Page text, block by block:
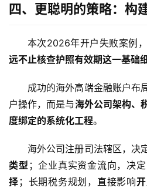
四、更聪明的策略：构
本次2026年开户失败案例
远不止核查护照有效期这一基础
成功的海外高端金融账户布
户操作，而是与海外公司架构、
度绑定的系统化工程。
海外公司注册司法辖区，决
类型 ；企业真实资金流向，决
择 ；长期税务规划，直接影响